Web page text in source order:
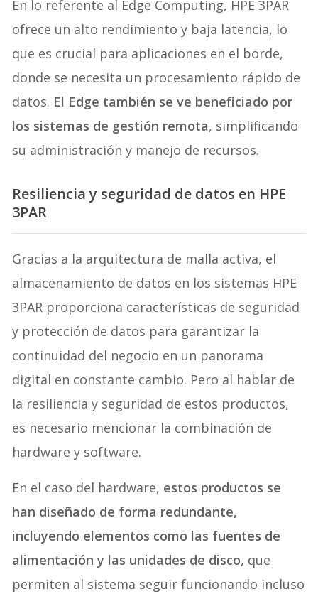
En lo referente al Edge Computing, HPE 3PAR
ofrece un alto rendimiento y baja latencia, lo
que es crucial para aplicaciones en el borde,
donde se necesita un procesamiento rápido de
datos. El Edge también se ve beneficiado por
los sistemas de gestión remota, simplificando
su administración y manejo de recursos.
Resiliencia y seguridad de datos en HPE
3PAR
Gracias a la arquitectura de malla activa, el
almacenamiento de datos en los sistemas HPE
3PAR proporciona características de seguridad
y protección de datos para garantizar la
continuidad del negocio en un panorama
digital en constante cambio. Pero al hablar de
la resiliencia y seguridad de estos productos,
es necesario mencionar la combinación de
hardware y software.
En el caso del hardware, estos productos se
han diseñado de forma redundante,
incluyendo elementos como las fuentes de
alimentación y las unidades de disco, que
permiten al sistema seguir funcionando incluso